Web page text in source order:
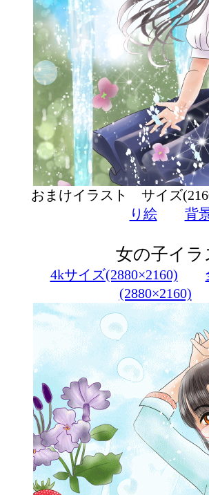
おまけイラスト サイズ
り絵
背
女の子イ
4kサイズ(2880×2160)
(2880×2160)